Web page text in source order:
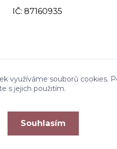
IČ: 87160935
využíváme souborů cookies.
s jejich použitím.
Souhlasím